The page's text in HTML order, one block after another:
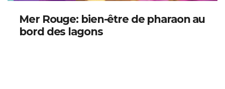
Mer Rouge: bien-être de pharaon au
bord des lagons